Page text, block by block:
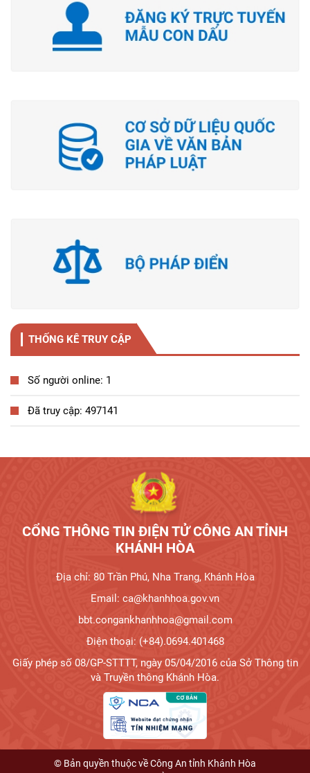
THỐNG KÊ TRUY CẬP
Số người online: 1
Đã truy cập: 497141
CỔNG THÔNG TIN ĐIỆN TỬ CÔNG AN TỈNH
KHÁNH HÒA
Địa chỉ: 80 Trần Phú, Nha Trang, Khánh Hòa
Email: ca@khanhhoa.gov.vn
bbt.congankhanhhoa@gmail.com
Điện thoại: (+84).0694.401468
Giấy phép số 08/GP-STTTT, ngày 05/04/2016 của Sở Thông tin
và Truyền thông Khánh Hòa.
© Bản quyền thuộc về Công An tỉnh Khánh Hòa